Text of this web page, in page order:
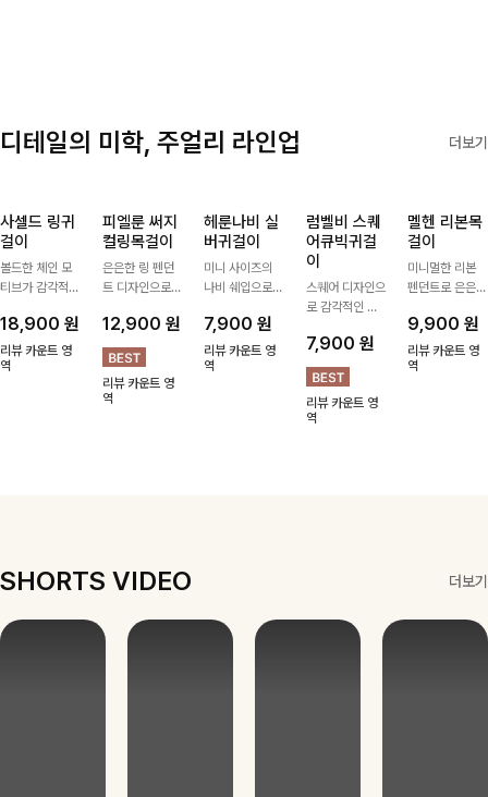
디테일의 미학, 주얼리 라인업 더보기
사셀드 링귀
걸이
볼드한 체인 모
티브가 감각적인
는 귀걸이- 심플
하면서도 존재감
있는 디자인으로
18,900 원
리뷰 카운트 영
역
피엘룬 써지
컬링목걸이
은은한 링 펜던
트 디자인으로
써지컬스틸 소재
로 변색 걱정 없
이 데일리로 착
용하기 좋아요-
12,900 원
리뷰 카운트 영
역
헤룬나비 실
버귀걸이
미니 사이즈의
나비 쉐입으로
내어줄 이어링,
과하지 않은 포
인트가 되어줘
7,900원
리뷰 카운트 영
역
럼벨비 스퀘
어큐빅귀걸
이
스퀘어 디자인으
로 감각적인 무
안에 큐빅을 담
아 더욱 고급스
럽게 연출되는
귀걸이에요~!
7,900 원
리뷰 카운트 영
역
멜헨 리본목
걸이
미니멀한 리본
펜던트로 은은한
는 목걸이예요.
골드, 실버 컬러
로 구성돼 어떤
9,900원
리뷰 카운트 영
역
SHORTS VIDEO 더보기